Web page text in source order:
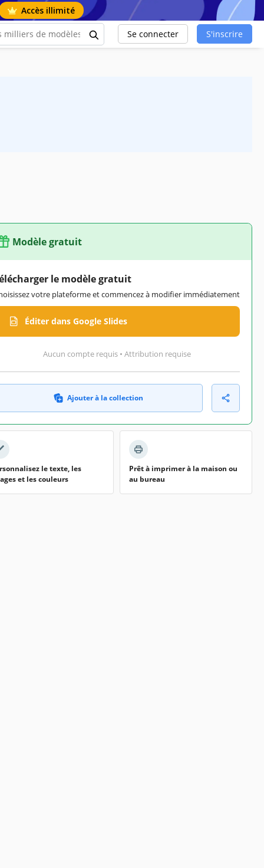
Accès illimité
Se connecter S'inscrire
Modèle gratuit
le modèle gratuit
votre plateforme et commencez à modifier immédiatement
Éditer dans Google Slides
Aucun compte requis • Attribution requise
Ajouter à la collection
le texte, les
et les couleurs
Prêt à imprimer à la maison ou
au bureau